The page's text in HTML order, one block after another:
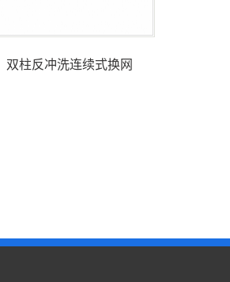
双柱反冲洗连续式换网